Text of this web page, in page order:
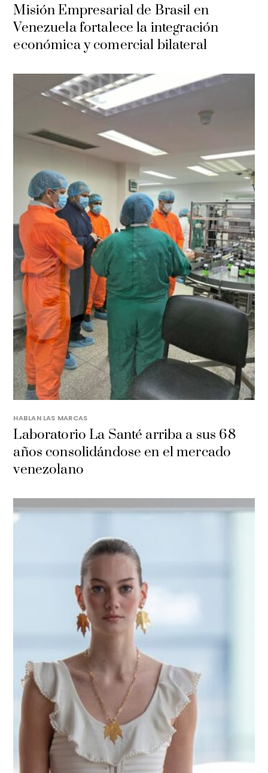
Misión Empresarial de Brasil en
Venezuela fortalece la integración
económica y comercial bilateral
HABLAN LAS MARCAS
Laboratorio La Santé arriba a sus 68
años consolidándose en el mercado
venezolano